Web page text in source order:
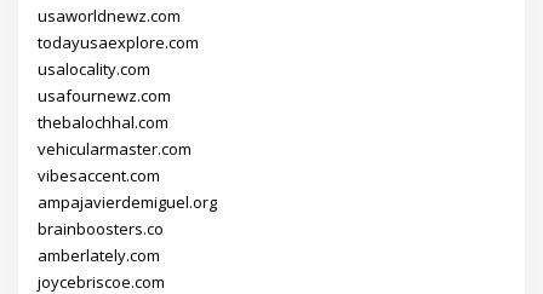
usaworldnewz.com
todayusaexplore.com
usalocality.com
usafournewz.com
thebalochhal.com
vehicularmaster.com
vibesaccent.com
ampajavierdemiguel.org
brainboosters.co
amberlately.com
joycebriscoe.com